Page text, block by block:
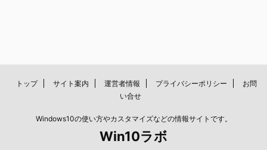
トップ サイト案内 運営者情報 プライバシーポリシー
お問
い合せ
Windows10の使い方やカスタマイズなどの情報サイトです。
Win10ラボ